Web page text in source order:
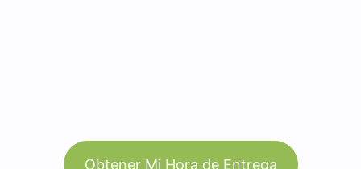
Obtener Mi Hora de Entrega